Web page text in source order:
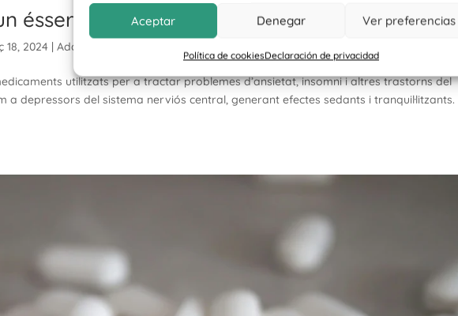
Aceptar Denegar Ver preferencias
Política de cookiesDeclaración de privacidad
ésser estimat que pateix problemes
18, 2024 |Addiccions amb substància
utilitzats per a tractar problemes d’ansietat, insomni i altres trastorns del
a depressors del sistema nerviós central, generant efectes sedants i tranquil·litzants.